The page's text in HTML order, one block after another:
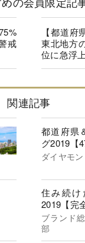
戒
【都道府
東北地方
位に急浮
関連記事
都道府県
グ2019【
ダイヤモ
住み続
2019【完
ブランド
部